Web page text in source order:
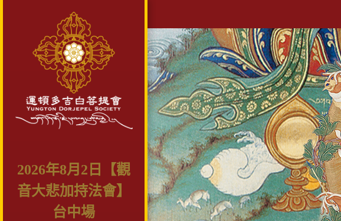
2026年8月2日【觀
音大悲加持法會】
台中場